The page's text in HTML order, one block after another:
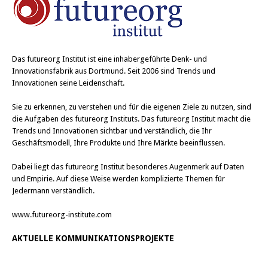
Das futureorg Institut ist eine inhabergeführte Denk- und
Innovationsfabrik aus Dortmund. Seit 2006 sind Trends und
Innovationen seine Leidenschaft.
Sie zu erkennen, zu verstehen und für die eigenen Ziele zu nutzen, sind
die Aufgaben des futureorg Instituts. Das futureorg Institut macht die
Trends und Innovationen sichtbar und verständlich, die Ihr
Geschäftsmodell, Ihre Produkte und Ihre Märkte beeinflussen.
Dabei liegt das futureorg Institut besonderes Augenmerk auf Daten
und Empirie. Auf diese Weise werden komplizierte Themen für
Jedermann verständlich.
www.futureorg-institute.com
AKTUELLE KOMMUNIKATIONSPROJEKTE